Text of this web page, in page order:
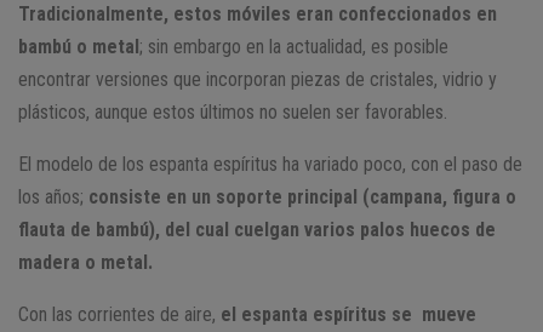
Tradicionalmente, estos móviles eran confeccionados en
bambú o metal; sin embargo en la actualidad, es posible
encontrar versiones que incorporan piezas de cristales, vidrio y
plásticos, aunque estos últimos no suelen ser favorables.
El modelo de los espanta espíritus ha variado poco, con el paso de
los años; consiste en un soporte principal (campana, figura o
flauta de bambú), del cual cuelgan varios palos huecos de
madera o metal.
Con las corrientes de aire, el espanta espíritus se mueve